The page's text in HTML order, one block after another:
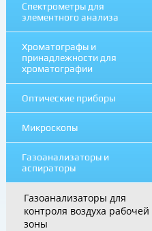
Спектрометры для
элементного анализа
Хроматографы и
принадлежности для
хроматографии
Оптические приборы
Микроскопы
Газоанализаторы и
аспираторы
Газоанализаторы для
контроля воздуха рабочей
зоны